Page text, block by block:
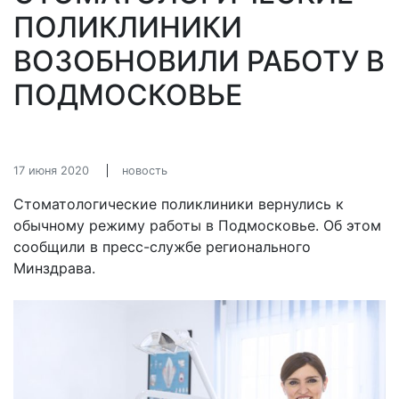
ПОЛИКЛИНИКИ
ВОЗОБНОВИЛИ РАБОТУ В
ПОДМОСКОВЬЕ
17 июня 2020 новость
Стоматологические поликлиники вернулись к
обычному режиму работы в Подмосковье. Об этом
сообщили в пресс-службе регионального
Минздрава.